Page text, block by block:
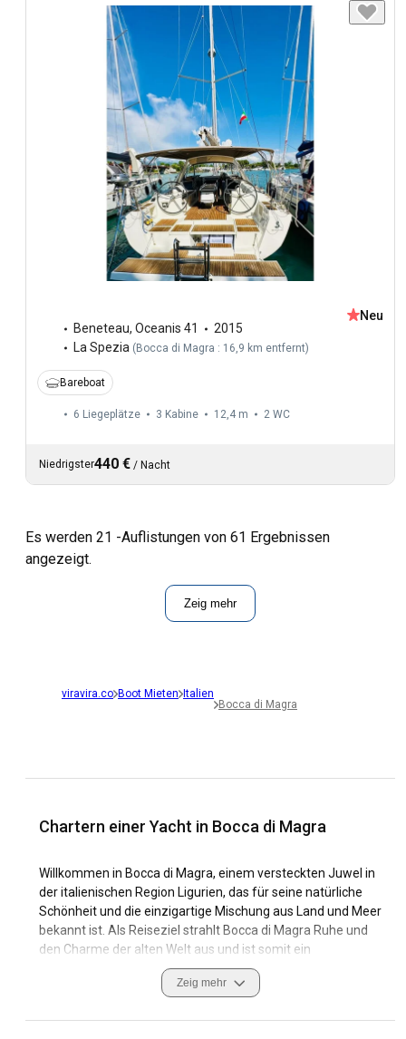
Beneteau, Oceanis 41
2015
La Spezia ( Bocca di Magra : 16,9 km entfernt)
Neu
Bareboat
6 Liegeplätze 3 Kabine 12,4 m 2 WC
Niedrigster440 € / Nacht
Es werden 21 -Auflistungen von 61 Ergebnissen
angezeigt.
Zeig mehr
viravira.co Boot Mieten Italien
Bocca di Magra
Chartern einer Yacht in Bocca di Magra
Willkommen in Bocca di Magra, einem versteckten Juwel in
der italienischen Region Ligurien, das für seine natürliche
Schönheit und die einzigartige Mischung aus Land und Meer
bekannt ist. Als Reiseziel strahlt Bocca di Magra Ruhe und
den Charme der alten Welt aus und ist somit ein
entdeckenswerter Ort. Mit seiner weitläufigen, malerischen
Küste ist der Ort ein bezauberndes Segelziel. Sie finden eine
Küstenmerkmale, ergänzt durch einen Yachtcharter in
Zeig mehr